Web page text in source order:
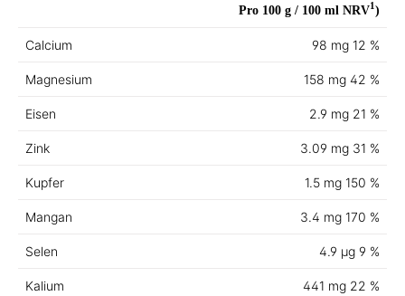
Pro 100 g / 100 ml NRV1)
Calcium 98 mg 12 %
Magnesium 158 mg 42 %
Eisen 2.9 mg 21 %
Zink 3.09 mg 31 %
Kupfer 1.5 mg 150 %
Mangan 3.4 mg 170 %
Selen 4.9 µg 9 %
Kalium 441 mg 22 %